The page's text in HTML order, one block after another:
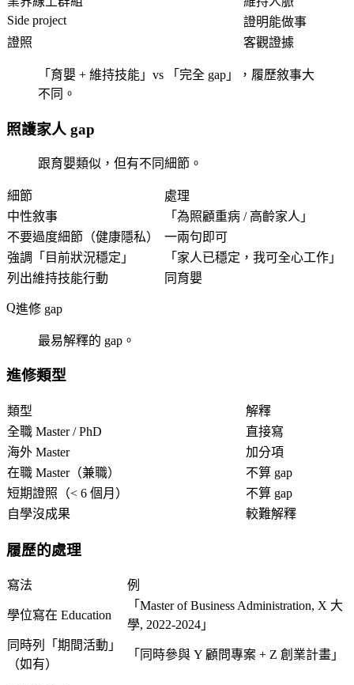
Side project
證明能做事
證照
客觀證據
「育嬰 + 維持技能」vs 「完全 gap」，履歷敘事大
不同。
照護家人 gap
跟育嬰類似，但有不同細節。
細節
處理
中性敘事
「為照顧重病 / 高齡家人」
不要過度細節（健康隱私）
一兩句即可
強調「目前狀況穩定」
「家人已穩定，我可全心工作」
列出維持技能行動
同育嬰
進修 gap
最易解釋的 gap。
進修類型
類型
解釋
全職 Master / PhD
直接寫
海外 Master
加分項
在職 Master（兼職）
不算 gap
短期證照（< 6 個月）
不算 gap
自學沒成果
較難解釋
履歷的處理
寫法 例
學位寫在 Education
「Master of Business Administration, X 大
學, 2022-2024」
同時列「期間活動」
（如有）
「同時參與 Y 顧問專案 + Z 創業計畫」